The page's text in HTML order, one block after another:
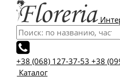
+38 (068) 127-37-53 +38
Каталог